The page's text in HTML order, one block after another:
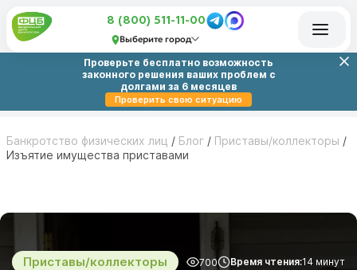
8 (800) 511-11-00
Выберите город
Проверьте бесплатно возможность
законного решения ваших проблем с
долгами за 6 месяцев
Проверить свою ситуацию
Банкротство физических лиц / Блог / Приставы/коллекторы /
Изъятие имущества приставами
Приставы/коллекторы 700 Время чтения:14 минут